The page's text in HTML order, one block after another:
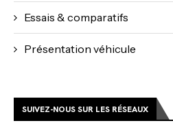
Essais & comparatifs
Présentation véhicule
SUIVEZ-NOUS SUR LES RÉSEAUX